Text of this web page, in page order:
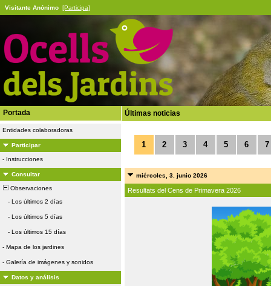
Visitante Anónimo [Participa]
Portada
Entidades colaboradoras
Participar
- Instrucciones
Consultar
Observaciones
- Los últimos 2 días
- Los últimos 5 días
- Los últimos 15 días
- Mapa de los jardines
- Galería de imágenes y sonidos
Datos y análisis
Últimas noticias
1 2 3 4 5 6 7
miércoles, 3. junio 2026
Resultats del Cens de Primavera 2026